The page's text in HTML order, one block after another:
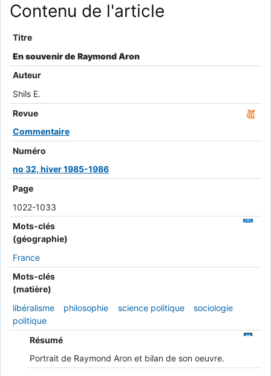
Contenu de l'article
Titre
En souvenir de Raymond Aron
Auteur
Shils E.
Revue
Commentaire
Numéro
no 32, hiver 1985-1986
Page
1022-1033
Mots-clés
(géographie)
France
Mots-clés
(matière)
libéralisme
philosophie science politique
sociologie
politique
Résumé
Portrait de Raymond Aron et bilan de son oeuvre.